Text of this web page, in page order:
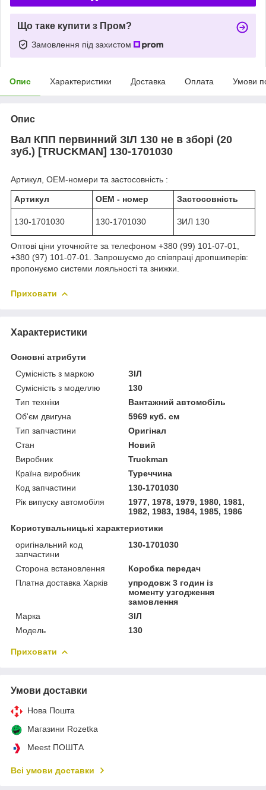
Що таке купити з Пром?
Замовлення під захистом
Опис Характеристики Доставка Оплата Умови
Опис
Вал КПП первинний ЗІЛ 130 не в зборі (20
зуб.) [TRUCKMAN] 130-1701030
Артикул, OEM-номери та застосовність :
Артикул ОЕМ - номер Застосовність
130-1701030 130-1701030 ЗИЛ 130
Оптові ціни уточнюйте за телефоном +380 (99) 101-07-01,
+380 (97) 101-07-01. Запрошуємо до співпраці дропшиперів:
пропонуємо системи лояльності та знижки.
Приховати
Характеристики
Основні атрибути
Сумісність з маркою
ЗІЛ
Сумісність з моделлю
130
Тип техніки
Вантажний автомобіль
Об'єм двигуна
5969 куб. см
Тип запчастини
Оригінал
Стан
Новий
Виробник
Truckman
Країна виробник
Туреччина
Код запчастини
130-1701030
Рік випуску автомобіля
1977, 1978, 1979, 1980, 1981,
1982, 1983, 1984, 1985, 1986
Користувальницькі характеристики
оригінальний код
запчастини
130-1701030
Сторона встановлення
Коробка передач
Платна доставка Харків
упродовж 3 годин із
моменту узгодження
замовлення
Марка
ЗІЛ
Модель
130
Приховати
Умови доставки
Нова Пошта
Магазини Rozetka
Meest ПОШТА
Всі умови доставки